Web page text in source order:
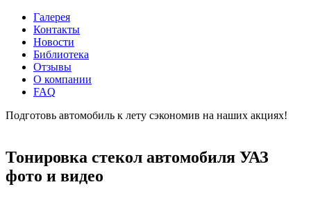
Галерея
Контакты
Новости
Библиотека
Отзывы
О компании
FAQ
Подготовь автомобиль к лету сэкономив на наших акциях!
Тонировка стекол автомобиля УАЗ
фото и видео